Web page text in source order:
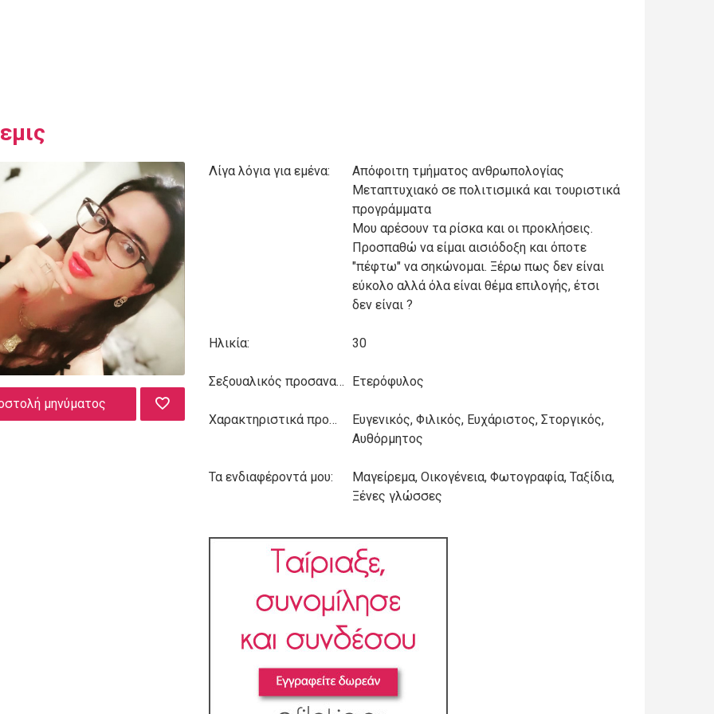
μηνύματος
Λίγα λόγια για εμένα:
Απόφοιτη τμήματος ανθρωπολογίας
Μεταπτυχιακό σε πολιτισμικά και τουριστικά
προγράμματα
Μου αρέσουν τα ρίσκα και οι προκλήσεις.
Προσπαθώ να είμαι αισιόδοξη και όποτε
"πέφτω" να σηκώνομαι. Ξέρω πως δεν είναι
εύκολο αλλά όλα είναι θέμα επιλογής, έτσι
δεν είναι ?
Ηλικία: 30
Σεξουαλικός προσανατολισμός: Ετερόφυλος
Χαρακτηριστικά προσωπικότητας:
Ευγενικός, Φιλικός, Ευχάριστος, Στοργικός,
Αυθόρμητος
Τα ενδιαφέροντά μου:
Μαγείρεμα, Οικογένεια, Φωτογραφία, Ταξίδια,
Ξένες γλώσσες